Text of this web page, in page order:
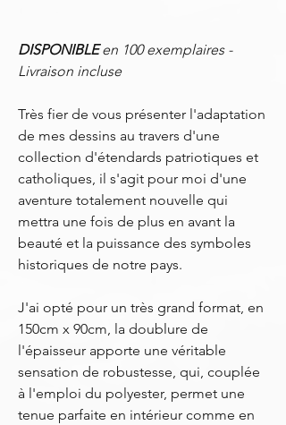
DISPONIBLEen 100 exemplaires -
Livraison incluse
Très fier de vous présenter l'adaptation
de mes dessins au travers d'une
collection d'étendards patriotiques et
catholiques, il s'agit pour moi d'une
aventure totalement nouvelle qui
mettra une fois de plus en avant la
beauté et la puissance des symboles
historiques de notre pays.
J'ai opté pour un très grand format, en
150cm x 90cm, la doublure de
l'épaisseur apporte une véritable
sensation de robustesse, qui, couplée
à l'emploi du polyester, permet une
tenue parfaite en intérieur comme en